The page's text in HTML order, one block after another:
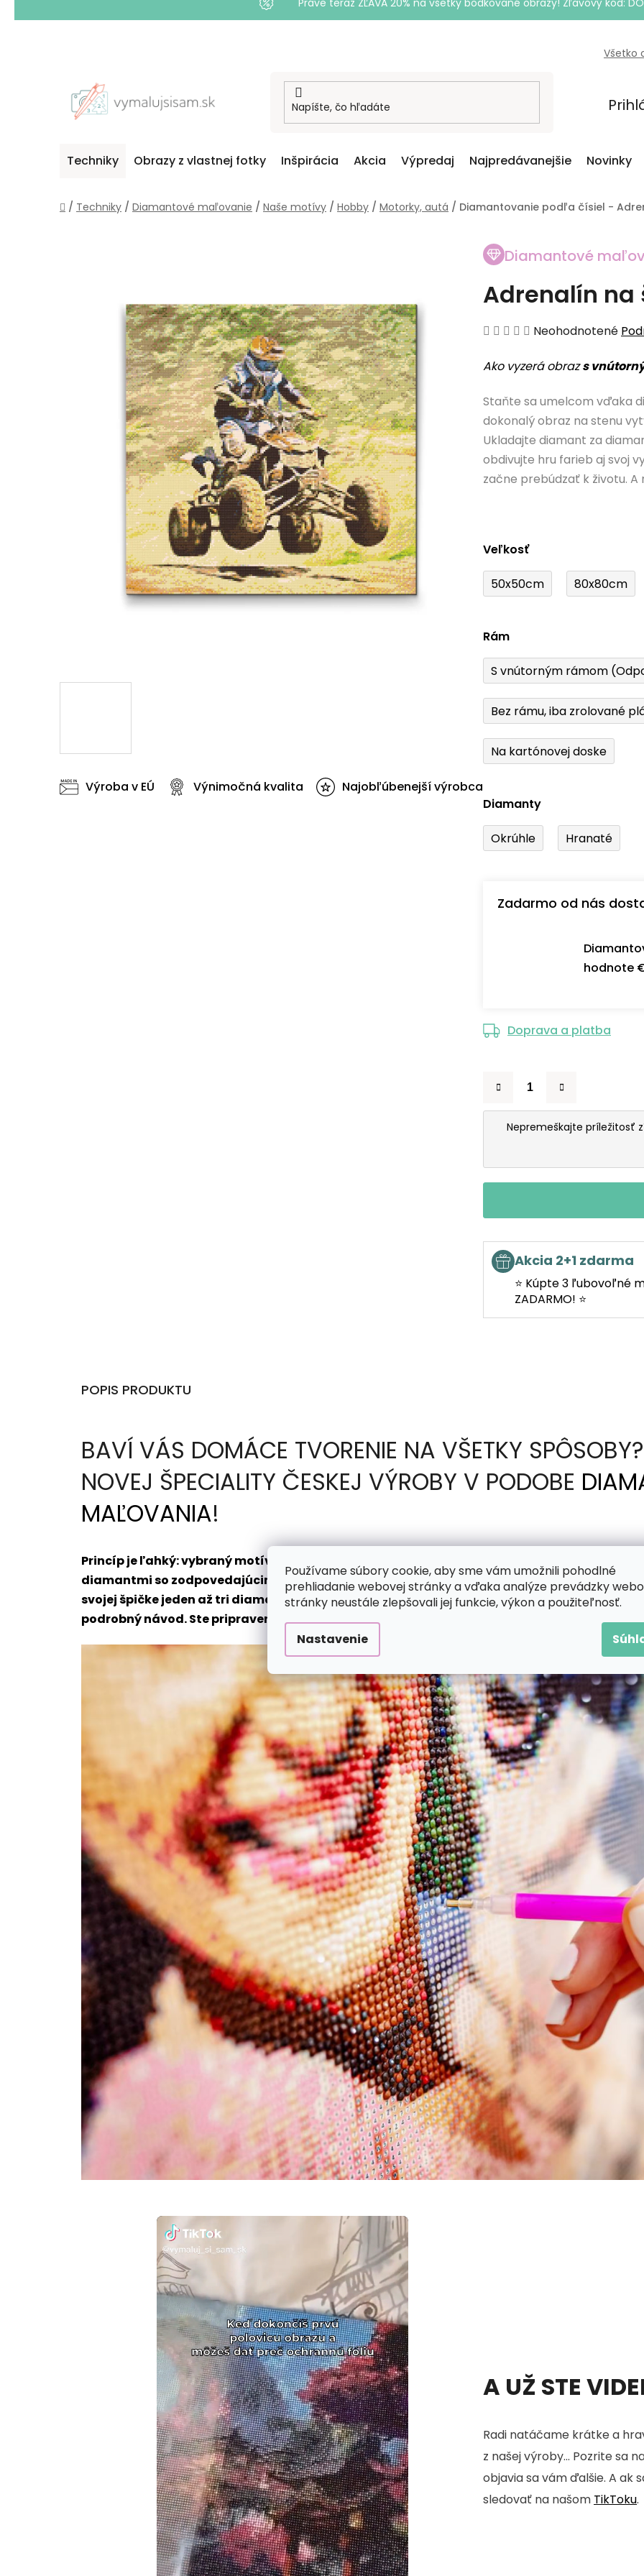
Používame súbory cookie, aby sme vám umožnili pohodlné
prehliadanie webovej stránky a vďaka analýze prevádzky
stránky neustále zlepšovali jej funkcie, výkon a použiteľnosť.
Nastavenie
Práve teraz ZĽAVA 20% na všetky bodkované obrazy! Zľavový kód:
Všetko
Techniky Obrazy z vlastnej fotky Inšpirácia Akcia Výpredaj Najpredávanejšie Novinky
Domov
/ Techniky / Diamantové maľovanie / Naše motívy / Hobby / Motorky, autá / Diamantovanie podľa čísiel -
Diamantové
Adrenalín na
Priemerné
produktu
0,0
z
5
hviezdičiek.
Neohodnotené
Ako vyzerá obrazs
Staňte sa umelcom vďaka
dokonalý obraz na stenu
Ukladajte diamant za
obdivujte hru farieb aj svoj
začne prebúdzať k životu.
Veľkosť
50x50cm 80x80cm
Rám
S vnútorným rámom
Bez rámu, iba zrolované
Na kartónovej doske
Diamanty
Okrúhle Hranaté
Zadarmo od nás
hodnote
Doprava a platba
Nepremeškajte príležitosť
Akcia 2+1 zdarma
⭐ Kúpte 3 ľubovoľné
ZADARMO! ⭐
Výroba v EÚ Výnimočná kvalita Najobľúbenejší výrobca
POPIS PRODUKTU
BAVÍ VÁS DOMÁCE TVORENIE NA VŠETKY
NOVEJ ŠPECIALITY ČESKEJ VÝROBY V PODOBE
MAĽOVANIA!
Princíp je ľahký: vybraný motív dostanete predtlačený na lepkavom plátne a vašou
diamantmi so zodpovedajúcim označením. Pri tom vám pomôže diamantovacie pero,
svojej špičke jeden až tri diamanty naraz. V súprave dostanete tiež mištičku na
podrobný návod. Ste pripravení vrhnúť sa do ligotavého sveta zábavy?
A UŽ STE
Radi natáčame krátke a
z našej výroby... Pozrite sa
objavia sa vám ďalšie. A ak
sledovať na našom TikToku.